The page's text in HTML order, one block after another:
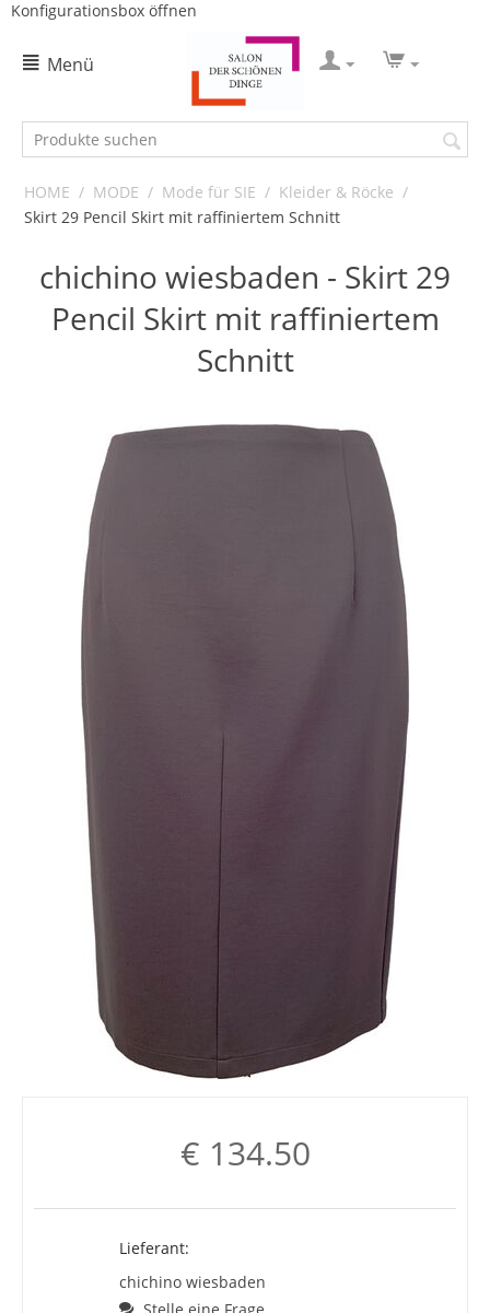
Konfigurationsbox öffnen
Menü
HOME / MODE / Mode für SIE / Kleider & Röcke /
Skirt 29 Pencil Skirt mit raffiniertem Schnitt
chichino wiesbaden - Skirt 29
Pencil Skirt mit raffiniertem
Schnitt
€ 134.50
Lieferant:
chichino wiesbaden
Stelle eine Frage